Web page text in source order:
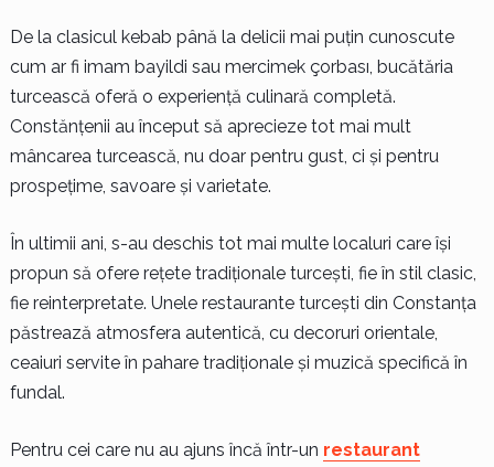
De la clasicul kebab până la delicii mai puțin cunoscute
cum ar fi imam bayildi sau mercimek çorbası, bucătăria
turcească oferă o experiență culinară completă.
Constănțenii au început să aprecieze tot mai mult
mâncarea turcească, nu doar pentru gust, ci și pentru
prospețime, savoare și varietate.
În ultimii ani, s-au deschis tot mai multe localuri care își
propun să ofere rețete tradiționale turcești, fie în stil clasic,
fie reinterpretate. Unele restaurante turcești din Constanța
păstrează atmosfera autentică, cu decoruri orientale,
ceaiuri servite în pahare tradiționale și muzică specifică în
fundal.
Pentru cei care nu au ajuns încă într-un restaurant